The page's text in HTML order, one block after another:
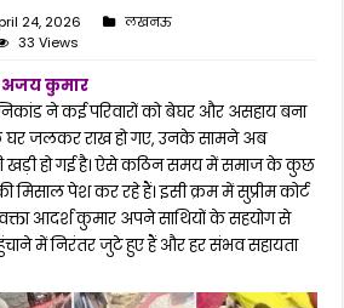
24, 2026
लखनऊ
33 Views
अजय कुमार
ने कई परिवारों को बेघर और असहाय बना
के घर जलकर राख हो गए, उनके सामने अब
खड़ी हो गई है। ऐसे कठिन समय में समाज के कुछ
पेश कर रहे हैं। इसी क्रम में सुप्रीम कोर्ट
आदर्श कुमार अपने साथियों के सहयोग से
में निरंतर जुटे हुए हैं और हर संभव सहायता